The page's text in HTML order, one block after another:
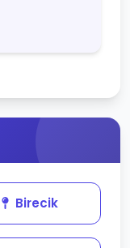
Birecik